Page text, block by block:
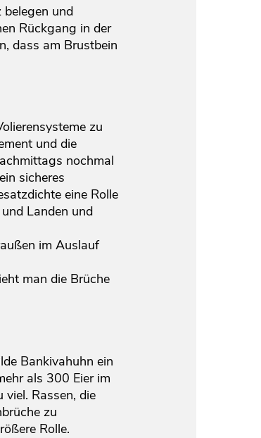
belegen und
Rückgang in der
dass am Brustbein
zu
und die
nochmal
sicheres
eine Rolle
Landen und
im Auslauf
man die Brüche
Bankivahuhn ein
als 300 Eier im
Rassen, die
zu
Rolle.